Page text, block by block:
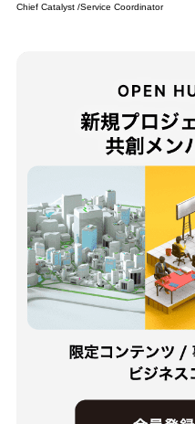
Chief Catalyst /Service Coordinator